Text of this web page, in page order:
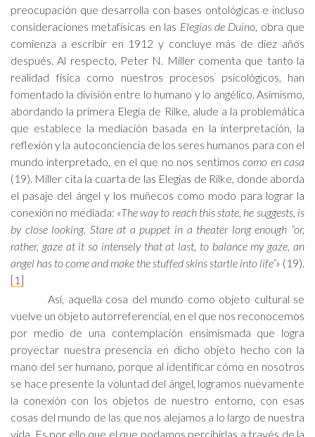
preocupación que desarrolla con bases ontológicas e incluso
consideraciones metafísicas en las Elegías de Duino, obra que
comienza a escribir en 1912 y concluye más de diez años
después. Al respecto, Peter N. Miller comenta que tanto la
realidad física como nuestros procesos psicológicos, han
fomentado la división entre lo humano y lo angélico. Asimismo,
abordando la primera Elegía de Rilke, alude a la problemática
que establece la mediación basada en la interpretación, la
reflexión y la autoconciencia de los seres humanos para con el
mundo interpretado, en el que no nos sentimoscomo en casa
(19). Miller cita la cuarta de las Elegías de Rilke, donde aborda
el pasaje del ángel y los muñecos como modo para lograr la
conexión no mediada: «The way to reach this state, he suggests, is
by close looking. Stare at a puppet in a theater long enough “or,
rather, gaze at it so intensely that at last, to balance my gaze, an
angel has to come and make the stuffed skins startle into life”» (19).
[1]
Así, aquella cosa del mundo como objeto cultural se
vuelve un objeto autorreferencial, en el que nos reconocemos
por medio de una contemplación ensimismada que logra
proyectar nuestra presencia en dicho objeto hecho con la
mano del ser humano, porque al identificar cómo en nosotros
se hace presente la voluntad del ángel, logramos nuevamente
la conexión con los objetos de nuestro entorno, con esas
cosas del mundo de las que nos alejamos a lo largo de nuestra
vida. Es por ello que el que podamos percibirlas a través de la